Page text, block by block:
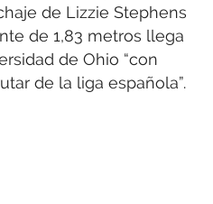
de Lizzie Stephens
de 1,83 metros llega
de Ohio “con
de la liga española”.